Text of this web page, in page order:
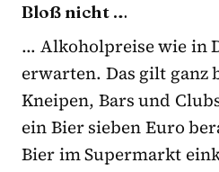
Bloß nicht …
… Alkoholpreise wie in
erwarten. Das gilt ganz
Kneipen, Bars und
ein Bier sieben Euro
Bier im Supermarkt